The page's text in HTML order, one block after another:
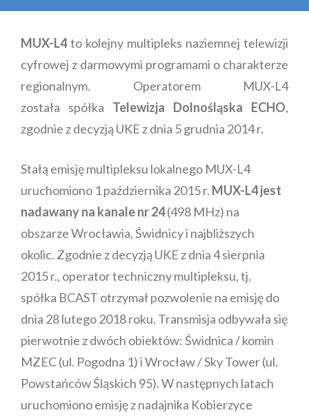
MUX-L4to kolejny multipleks naziemnej telewizji
cyfrowej z darmowymi programami o charakterze
regionalnym. Operatorem MUX-L4
została spółka Telewizja Dolnośląska ECHO,
zgodnie z decyzją UKE z dnia 5 grudnia 2014 r.
Stałą emisję multipleksu lokalnego MUX-L4
uruchomiono 1 października 2015 r. MUX-L4 jest
nadawany na kanale nr 24(498 MHz) na
obszarze Wrocławia, Świdnicy i najbliższych
okolic. Zgodnie z decyzją UKE z dnia 4 sierpnia
2015 r., operator techniczny multipleksu, tj.
spółka BCAST otrzymał pozwolenie na emisję do
dnia 28 lutego 2018 roku. Transmisja odbywała się
pierwotnie z dwóch obiektów: Świdnica / komin
MZEC (ul. Pogodna 1) i Wrocław / Sky Tower (ul.
Powstańców Śląskich 95). W następnych latach
uruchomiono emisję z nadajnika Kobierzyce